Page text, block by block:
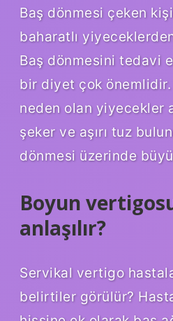
Baş dönmesi çeken
baharatlı
Baş dönmesini tedavi
bir diyet çok
neden olan yiyecekler
şeker ve aşırı tuz
dönmesi üzerinde
Boyun
anlaşılır?
Servikal vertigo
belirtiler görülür?